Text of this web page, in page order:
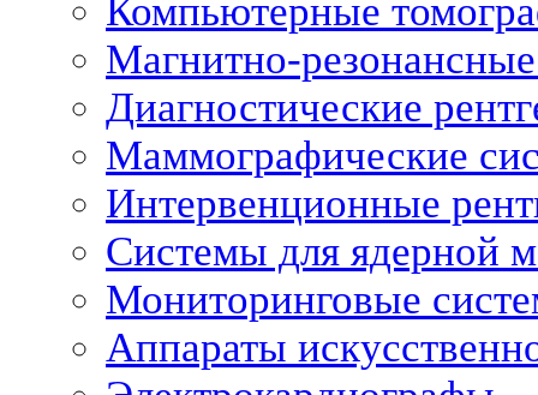
Компьютерные
Магнитно-
Диагностические
Маммографические
Интервенционные
Системы для ядерной
Мониторинговые
Аппараты